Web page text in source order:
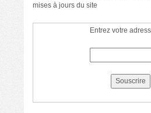
mises à jours du site
Entrez votre